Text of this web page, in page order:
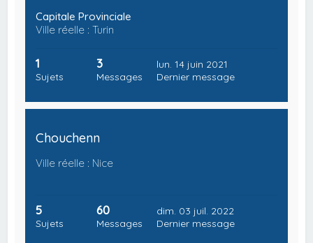
Capitale Provinciale
Ville réelle : Turin
1
Sujets
3
Messages
lun. 14 juin 2021
Dernier message
Chouchenn
Ville réelle : Nice
5
Sujets
60
Messages
dim. 03 juil. 2022
Dernier message